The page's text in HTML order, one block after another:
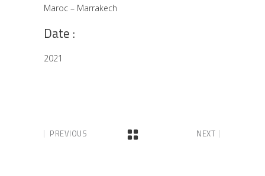
Maroc – Marrakech
Date :
2021
PREVIOUS NEXT